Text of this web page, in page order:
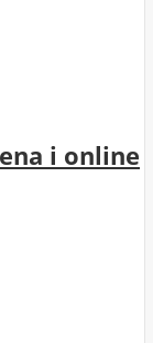
i online